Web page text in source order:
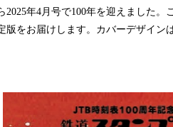
2025年4月号で100年を迎えました
をお届けします。カバーデザイン